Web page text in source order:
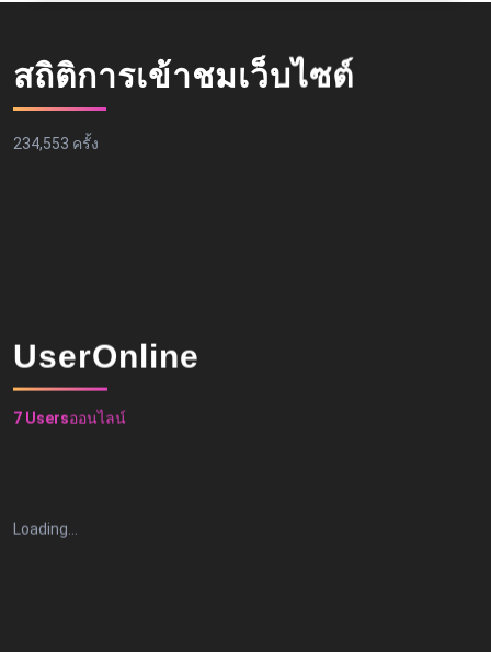
สถิติการเข้าชมเว็บไซต์
234,553 ครั้ง
UserOnline
7 Usersออนไลน์
Loading…